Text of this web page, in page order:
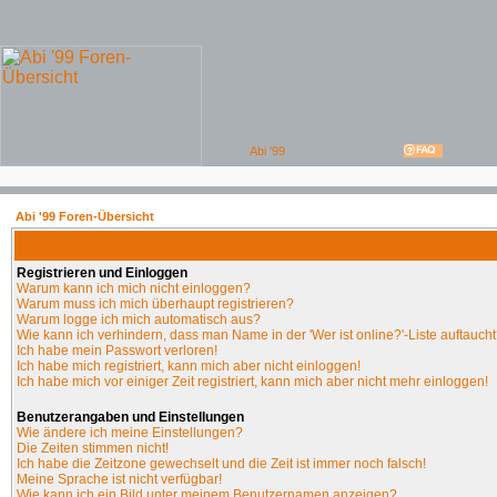
Abi '99 Foren-Übersicht
Registrieren und Einloggen
Warum kann ich mich nicht einloggen?
Warum muss ich mich überhaupt registrieren?
Warum logge ich mich automatisch aus?
Wie kann ich verhindern, dass man Name in der 'Wer ist online?'-Liste
Ich habe mein Passwort verloren!
Ich habe mich registriert, kann mich aber nicht einloggen!
Ich habe mich vor einiger Zeit registriert, kann mich aber nicht mehr einloggen!
Benutzerangaben und Einstellungen
Wie ändere ich meine Einstellungen?
Die Zeiten stimmen nicht!
Ich habe die Zeitzone gewechselt und die Zeit ist immer noch falsch!
Meine Sprache ist nicht verfügbar!